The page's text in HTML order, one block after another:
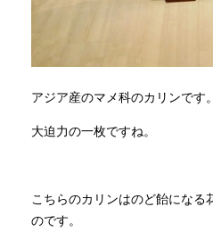
アジア産のマメ科のカリンです。
大迫力の一枚ですね。
こちらのカリンはのど飴になる
のです。